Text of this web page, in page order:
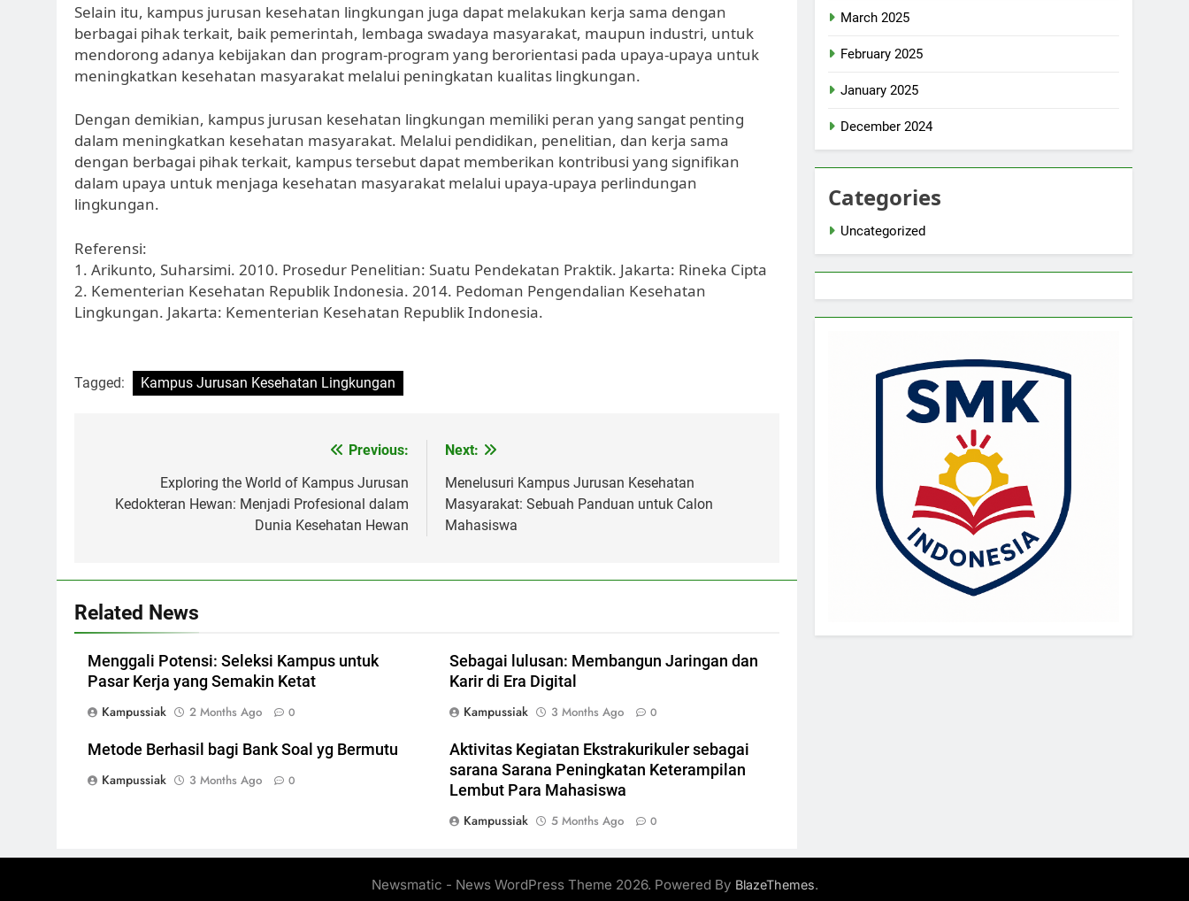
Selain itu, kampus jurusan kesehatan lingkungan juga dapat melakukan kerja sama dengan
berbagai pihak terkait, baik pemerintah, lembaga swadaya masyarakat, maupun industri, untuk
mendorong adanya kebijakan dan program-program yang berorientasi pada upaya-upaya untuk
meningkatkan kesehatan masyarakat melalui peningkatan kualitas lingkungan.
Dengan demikian, kampus jurusan kesehatan lingkungan memiliki peran yang sangat penting
dalam meningkatkan kesehatan masyarakat. Melalui pendidikan, penelitian, dan kerja sama
dengan berbagai pihak terkait, kampus tersebut dapat memberikan kontribusi yang signifikan
dalam upaya untuk menjaga kesehatan masyarakat melalui upaya-upaya perlindungan
lingkungan.
Referensi:
1. Arikunto, Suharsimi. 2010. Prosedur Penelitian: Suatu Pendekatan Praktik. Jakarta: Rineka Cipta
2. Kementerian Kesehatan Republik Indonesia. 2014. Pedoman Pengendalian Kesehatan
Lingkungan. Jakarta: Kementerian Kesehatan Republik Indonesia.
Tagged: Kampus Jurusan Kesehatan Lingkungan
navigation
Previous:
Exploring the World of Kampus Jurusan
Kedokteran Hewan: Menjadi Profesional dalam
Dunia Kesehatan Hewan
Next:
Menelusuri Kampus Jurusan Kesehatan
Masyarakat: Sebuah Panduan untuk Calon
Mahasiswa
Related News
Menggali Potensi: Seleksi Kampus untuk
Pasar Kerja yang Semakin Ketat
Kampussiak
2 Months Ago 0
Sebagai lulusan: Membangun Jaringan dan
Karir di Era Digital
Kampussiak
3 Months Ago 0
Metode Berhasil bagi Bank Soal yg Bermutu
Kampussiak
3 Months Ago 0
Aktivitas Kegiatan Ekstrakurikuler sebagai
sarana Sarana Peningkatan Keterampilan
Lembut Para Mahasiswa
Kampussiak
5 Months Ago 0
March 2025
February 2025
January 2025
December 2024
Categories
Uncategorized
Newsmatic - News WordPress Theme 2026. Powered By BlazeThemes.